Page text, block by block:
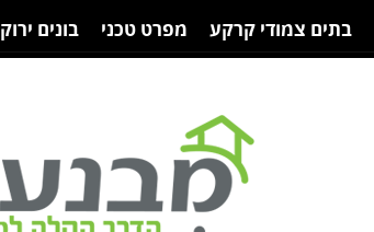
בתים צמודי קרקע מפרט טכני בונים ירוק